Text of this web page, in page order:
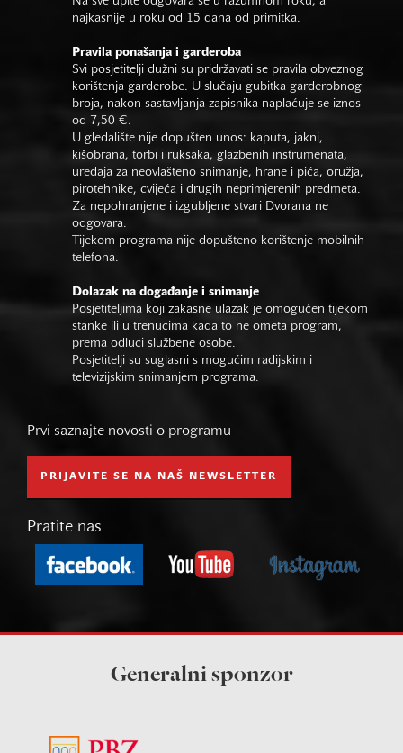
najkasnije u roku od 15 dana od primitka.
Pravila ponašanja i garderoba
Svi posjetitelji dužni su pridržavati se pravila obveznog
korištenja garderobe. U slučaju gubitka garderobnog
broja, nakon sastavljanja zapisnika naplaćuje se iznos
od 7,50 €.
U gledalište nije dopušten unos: kaputa, jakni,
kišobrana, torbi i ruksaka, glazbenih instrumenata,
uređaja za neovlašteno snimanje, hrane i pića, oružja,
pirotehnike, cvijeća i drugih neprimjerenih predmeta.
Za nepohranjene i izgubljene stvari Dvorana ne
odgovara.
Tijekom programa nije dopušteno korištenje mobilnih
telefona.
Dolazak na događanje i snimanje
Posjetiteljima koji zakasne ulazak je omogućen tijekom
stanke ili u trenucima kada to ne ometa program,
prema odluci službene osobe.
Posjetitelji su suglasni s mogućim radijskim i
televizijskim snimanjem programa.
Prvi saznajte novosti o programu
PRIJAVITE SE NA NAŠ NEWSLETTER
Pratite nas
Generalni sponzor